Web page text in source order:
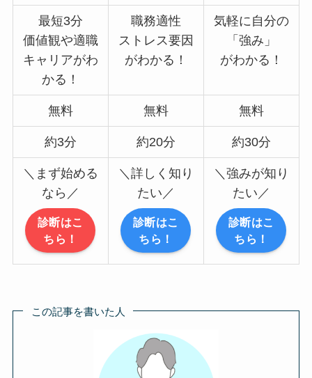
最短3分
価値観や適職
キャリアがわ
かる！
職務適性
ストレス要因
がわかる！
気軽に自分の
「強み」
がわかる！
無料 無料 無料
約3分 約20分 約30分
＼まず始める
なら／
診断はこ
ちら！
＼詳しく知り
たい／
診断はこ
ちら！
＼強みが知り
たい／
診断はこ
ちら！
この記事を書いた人